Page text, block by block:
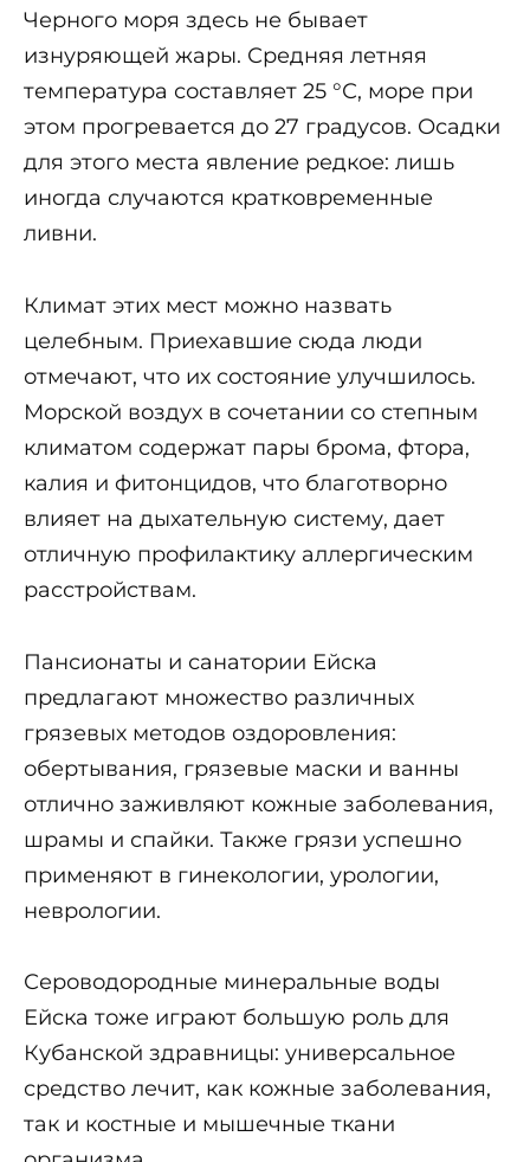
Черного моря здесь не бывает
изнуряющей жары. Средняя летняя
температура составляет 25 °С, море при
этом прогревается до 27 градусов. Осадки
для этого места явление редкое: лишь
иногда случаются кратковременные
ливни.
Климат этих мест можно назвать
целебным. Приехавшие сюда люди
отмечают, что их состояние улучшилось.
Морской воздух в сочетании со степным
климатом содержат пары брома, фтора,
калия и фитонцидов, что благотворно
влияет на дыхательную систему, дает
отличную профилактику аллергическим
расстройствам.
Пансионаты и санатории Ейска
предлагают множество различных
грязевых методов оздоровления:
обертывания, грязевые маски и ванны
отлично заживляют кожные заболевания,
шрамы и спайки. Также грязи успешно
применяют в гинекологии, урологии,
неврологии.
Сероводородные минеральные воды
Ейска тоже играют большую роль для
Кубанской здравницы: универсальное
средство лечит, как кожные заболевания,
так и костные и мышечные ткани